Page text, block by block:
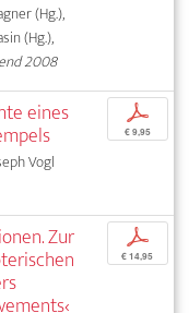
(Hg.),
(Hg.),
2008
eines
Vogl
p
€ 9,95
Zur p
€ 14,95